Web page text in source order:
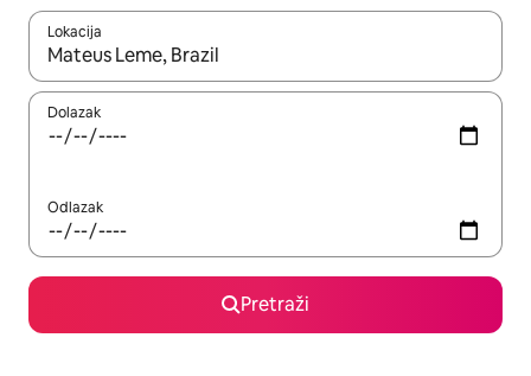
Lokacija
Kada budu dostupni rezultati, moći ćete ih pregledati
Dolazak
Odlazak
Pretraži